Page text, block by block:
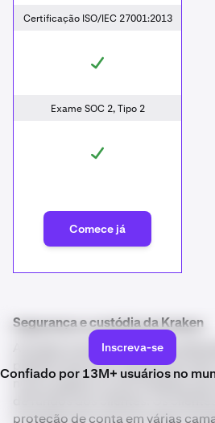
Certificação ISO/IEC 27001:2013
Exame SOC 2, Tipo 2
Comece já
Segurança e custódia da Kraken
A Kraken é amplamente
plataformas mais seguras do
nunca registrou uma violação
de fundos dos clientes. Os
proteção de conta em várias
Inscreva-se
Confiado por 13M+ usuários no